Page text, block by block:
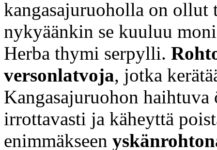
kangasajuruoholla on ollut
nykyäänkin se kuuluu
Herba thymi serpylli.
versonlatvoja, jotka
Kangasajuruohon
irrottavasti ja käheyttä
enimmäkseen